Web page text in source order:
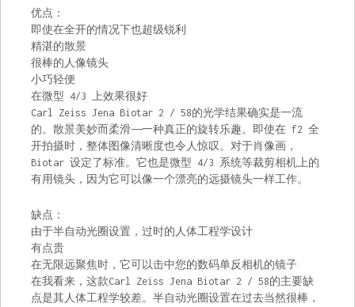
优点：
即使在全开的情况下也超级锐利
精湛的散景
很棒的人像镜头
小巧轻便
在微型 4/3 上效果很好
Carl Zeiss Jena Biotar 2 / 58的光学结果确实是一流
的。散景美妙而柔滑——一种真正的旋转乐趣。即使在 f2 全
开拍摄时，整体图像清晰度也令人惊叹。对于肖像画，
Biotar 设定了标准。它也是微型 4/3 系统等裁剪相机上的
有用镜头，因为它可以像一个漂亮的远摄镜头一样工作。
缺点：
由于半自动光圈设置，过时的人体工程学设计
有点贵
在无限远聚焦时，它可以击中您的数码单反相机的镜子
在我看来，这款Carl Zeiss Jena Biotar 2 / 58的主要缺
点是其人体工程学较差。半自动光圈设置在过去当然很棒，